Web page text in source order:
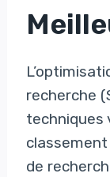
recherche
techniques
de